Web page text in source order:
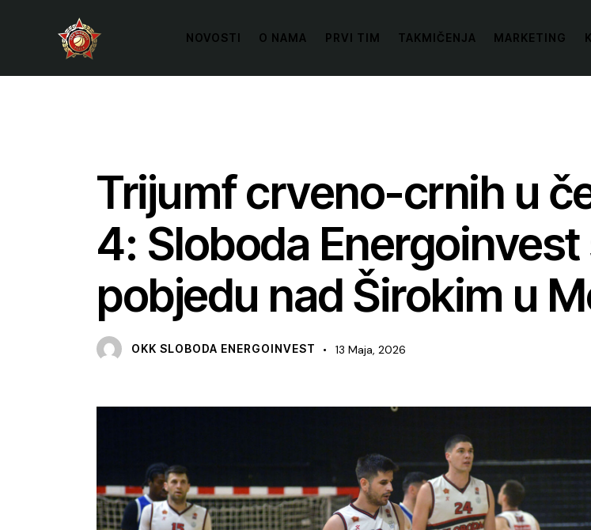
NOVOSTI O NAMA PRVI TIM TAKMIČENJA MARKETING
Trijumf crveno-crnih u
4: Sloboda
pobjedu nad Širokim u
OKK SLOBODA ENERGOINVEST 13 Maja, 2026